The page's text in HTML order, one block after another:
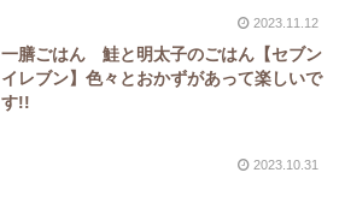
2023.11.12
一膳ごはん 鮭と明太子のごはん【セブン
イレブン】色々とおかずがあって楽しいで
す!!
2023.10.31